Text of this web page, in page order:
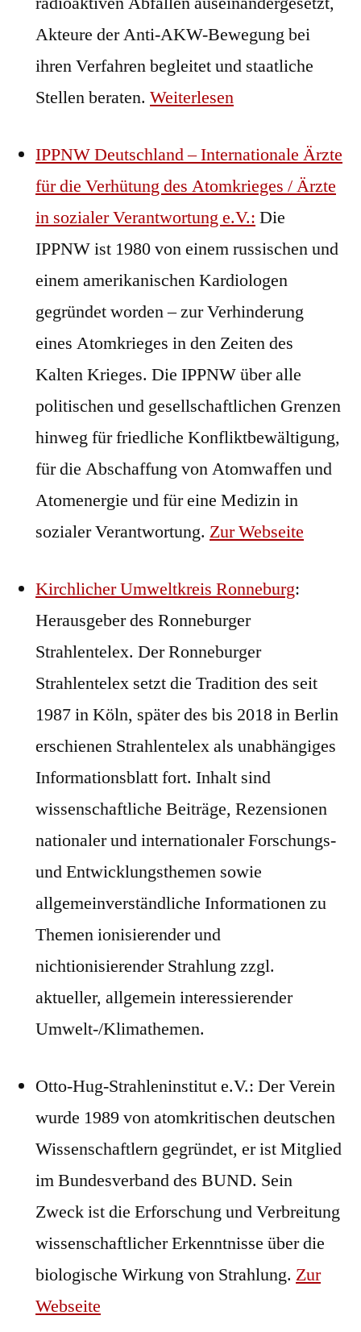
Akteure der Anti-AKW-Bewegung bei
ihren Verfahren begleitet und staatliche
Stellen beraten. Weiterlesen
IPPNW Deutschland – Internationale Ärzte
für die Verhütung des Atomkrieges / Ärzte
in sozialer Verantwortung e.V.: Die
IPPNW ist 1980 von einem russischen und
einem amerikanischen Kardiologen
gegründet worden – zur Verhinderung
eines Atomkrieges in den Zeiten des
Kalten Krieges. Die IPPNW über alle
politischen und gesellschaftlichen Grenzen
hinweg für friedliche Konfliktbewältigung,
für die Abschaffung von Atomwaffen und
Atomenergie und für eine Medizin in
sozialer Verantwortung. Zur Webseite
Kirchlicher Umweltkreis Ronneburg:
Herausgeber des Ronneburger
Strahlentelex. Der Ronneburger
Strahlentelex setzt die Tradition des seit
1987 in Köln, später des bis 2018 in Berlin
erschienen Strahlentelex als unabhängiges
Informationsblatt fort. Inhalt sind
wissenschaftliche Beiträge, Rezensionen
nationaler und internationaler Forschungs-
und Entwicklungsthemen sowie
allgemeinverständliche Informationen zu
Themen ionisierender und
nichtionisierender Strahlung zzgl.
aktueller, allgemein interessierender
Umwelt-/Klimathemen.
Otto-Hug-Strahleninstitut e.V.: Der Verein
wurde 1989 von atomkritischen deutschen
Wissenschaftlern gegründet, er ist Mitglied
im Bundesverband des BUND. Sein
Zweck ist die Erforschung und Verbreitung
wissenschaftlicher Erkenntnisse über die
biologische Wirkung von Strahlung. Zur
Webseite